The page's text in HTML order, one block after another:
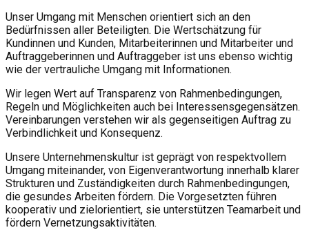
Unser Umgang mit Menschen orientiert sich an den
Bedürfnissen aller Beteiligten. Die Wertschätzung für
Kundinnen und Kunden, Mitarbeiterinnen und Mitarbeiter und
Auftraggeberinnen und Auftraggeber ist uns ebenso wichtig
wie der vertrauliche Umgang mit Informationen.
Wir legen Wert auf Transparenz von Rahmenbedingungen,
Regeln und Möglichkeiten auch bei Interessensgegensätzen.
Vereinbarungen verstehen wir als gegenseitigen Auftrag zu
Verbindlichkeit und Konsequenz.
Unsere Unternehmenskultur ist geprägt von respektvollem
Umgang miteinander, von Eigenverantwortung innerhalb klarer
Strukturen und Zuständigkeiten durch Rahmenbedingungen,
die gesundes Arbeiten fördern. Die Vorgesetzten führen
kooperativ und zielorientiert, sie unterstützen Teamarbeit und
fördern Vernetzungsaktivitäten.